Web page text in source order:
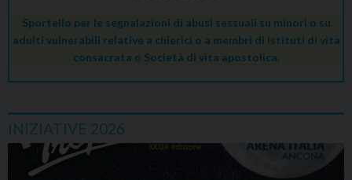
Sportello per le segnalazioni di abusi sessuali su minori o su
adulti vulnerabili relative a chierici o a membri di Istituti di vita
consacrata o Società di vita apostolica.
INIZIATIVE 2026